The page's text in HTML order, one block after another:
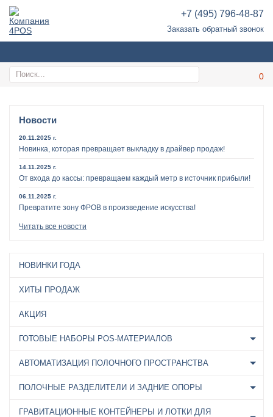
+7 (495) 796-48-87
Заказать обратный звонок
Новости
20.11.2025 г.
Новинка, которая превращает выкладку в драйвер продаж!
14.11.2025 г.
От входа до кассы: превращаем каждый метр в источник прибыли!
06.11.2025 г.
Превратите зону ФРОВ в произведение искусства!
Читать все новости
НОВИНКИ ГОДА
ХИТЫ ПРОДАЖ
АКЦИЯ
ГОТОВЫЕ НАБОРЫ POS-МАТЕРИАЛОВ
АВТОМАТИЗАЦИЯ ПОЛОЧНОГО ПРОСТРАНСТВА
ПОЛОЧНЫЕ РАЗДЕЛИТЕЛИ И ЗАДНИЕ ОПОРЫ
ГРАВИТАЦИОННЫЕ КОНТЕЙНЕРЫ И ЛОТКИ ДЛЯ